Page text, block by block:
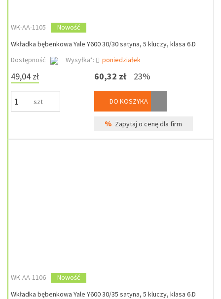
WK-AA-1105
Nowość
Wkładka bębenkowa Yale Y600 30/30 satyna, 5 kluczy, klasa 6.D
Dostępność
Wysyłka*: poniedziałek
49,04 zł
szt
60,32 zł 23%
DO KOSZYKA
% Zapytaj o cenę dla firm
WK-AA-1106
Nowość
Wkładka bębenkowa Yale Y600 30/35 satyna, 5 kluczy, klasa 6.D